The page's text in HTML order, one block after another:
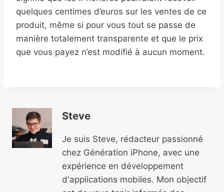
quelques centimes d’euros sur les ventes de ce
produit, même si pour vous tout se passe de
manière totalement transparente et que le prix
que vous payez n’est modifié à aucun moment.
Steve
Je suis Steve, rédacteur passionné
chez Génération iPhone, avec une
expérience en développement
d'applications mobiles. Mon objectif